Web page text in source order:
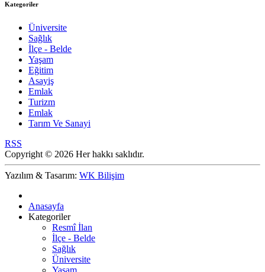
Kategoriler
Üniversite
Sağlık
İlçe - Belde
Yaşam
Eğitim
Asayiş
Emlak
Turizm
Emlak
Tarım Ve Sanayi
RSS
Copyright © 2026 Her hakkı saklıdır.
Yazılım & Tasarım: WK Bilişim
Anasayfa
Kategoriler
Resmî İlan
İlçe - Belde
Sağlık
Üniversite